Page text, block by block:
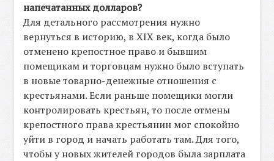
напечатанных долларов?
Для детального рассмотрения нужно
вернуться в историю, в XIX век, когда было
отменено крепостное право и бывшим
помещикам и торговцам нужно было вступать
в новые товарно-денежные отношения с
крестьянами. Если раньше помещики могли
контролировать крестьян, то после отмены
крепостного права крестьянин мог спокойно
уйти в город и начать работать там. Для того,
чтобы у новых жителей городов была зарплата